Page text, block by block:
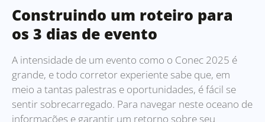
Construindo um roteiro para
os 3 dias de evento
A intensidade de um evento como o Conec 2025 é
grande, e todo corretor experiente sabe que, em
meio a tantas palestras e oportunidades, é fácil se
sentir sobrecarregado. Para navegar neste oceano de
informações e garantir um retorno sobre seu